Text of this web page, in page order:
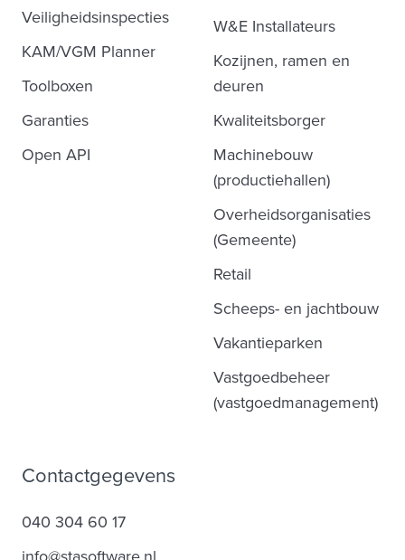
Veiligheidsinspecties
KAM/VGM Planner
Toolboxen
Garanties
Open API
W&E Installateurs
Kozijnen, ramen en
deuren
Kwaliteitsborger
Machinebouw
(productiehallen)
Overheidsorganisaties
(Gemeente)
Retail
Scheeps- en jachtbouw
Vakantieparken
Vastgoedbeheer
(vastgoedmanagement)
Contactgegevens
040 304 60 17